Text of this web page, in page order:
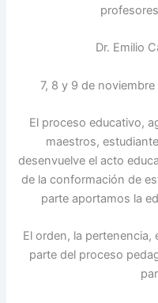
Dr. Emilio
7, 8 y 9 de
El proceso educativo,
maestros,
desenvuelve el acto
de la conformación de
parte aportamos la
El orden, la pertenencia,
parte del proceso